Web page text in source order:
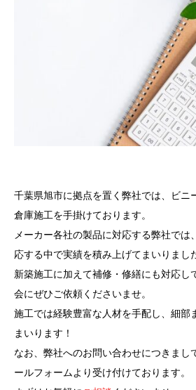
千葉県旭市に拠点を置く弊社では、ビニ
倉庫施工を手掛けております。
メーカー各社の製品に対応する弊社では
応する中で実績を積み上げてまいりまし
新築施工に加えて補修・修繕にも対応し
会にぜひご依頼くださいませ。
施工では経験豊富な人材を手配し、細部
まいります！
なお、弊社へのお問い合わせにつきまし
ールフォームより受け付けております。